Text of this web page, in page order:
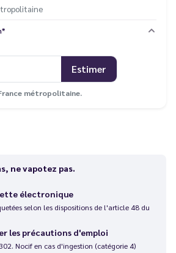
Estimer
métropolitaine.
ne vapotez pas.
électronique
selon les dispositions de l'article 48 du
les précautions d'emploi
Nocif en cas d'ingestion (catégorie 4)